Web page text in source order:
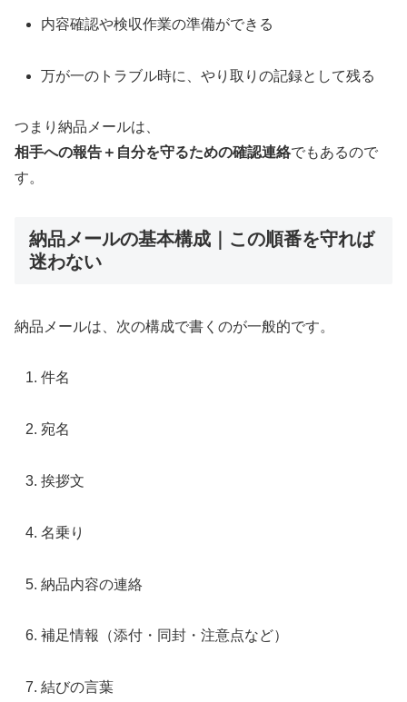
内容確認や検収作業の準備ができる
万が一のトラブル時に、やり取りの記録として残る
つまり納品メールは、
相手への報告＋自分を守るための確認連絡でもあるので
す。
納品メールの基本構成｜この順番を守れば
迷わない
納品メールは、次の構成で書くのが一般的です。
件名
宛名
挨拶文
名乗り
納品内容の連絡
補足情報（添付・同封・注意点など）
結びの言葉